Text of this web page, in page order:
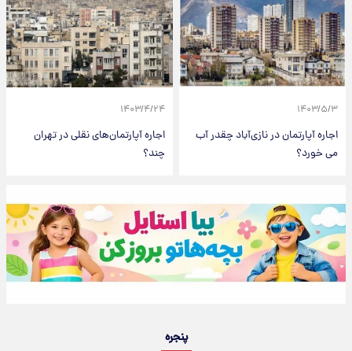
۱۴۰۳/۵/۳
اجاره آپارتمان در نازی‌آباد چقدر آب
می خورد؟
۱۴۰۳/۴/۲۴
اجاره آپارتمان‌های نقلی در تهران
چند؟
پنجره